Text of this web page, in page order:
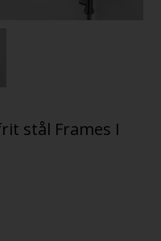
stål Frames I